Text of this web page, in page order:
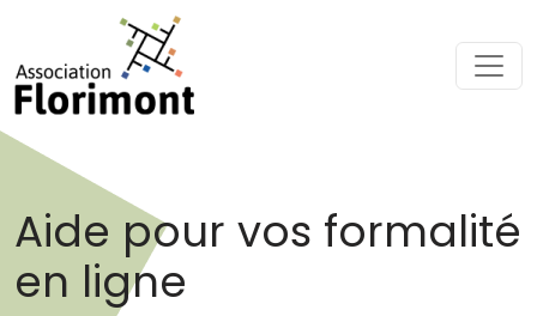
Passer au contenu
Navigation principale
Aide pour vos formalité
en ligne